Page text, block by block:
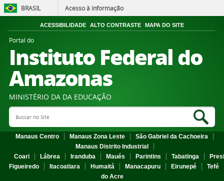
BRASIL Acesso à informação
ACESSIBILIDADE ALTO CONTRASTE MAPA DO SITE
Portal do
Instituto Federal do
Amazonas
MINISTÉRIO DA DA EDUCAÇÃO
Search Site
Manaus Centro Manaus Zona Leste
São Gabriel da Cachoeira
Manaus Distrito Industrial
Coari
Lábrea Iranduba Maués Parintins Tabatinga
Figueiredo
Itacoatiara Humaitá Manacapuru Eirunepé
Tefé
do Acre